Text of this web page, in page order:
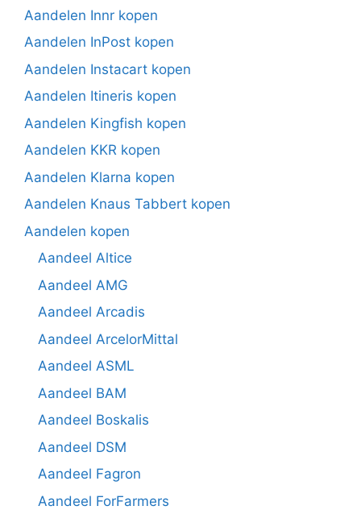
Aandelen Innr kopen
Aandelen InPost kopen
Aandelen Instacart kopen
Aandelen Itineris kopen
Aandelen Kingfish kopen
Aandelen KKR kopen
Aandelen Klarna kopen
Aandelen Knaus Tabbert kopen
Aandelen kopen
Aandeel Altice
Aandeel AMG
Aandeel Arcadis
Aandeel ArcelorMittal
Aandeel ASML
Aandeel BAM
Aandeel Boskalis
Aandeel DSM
Aandeel Fagron
Aandeel ForFarmers